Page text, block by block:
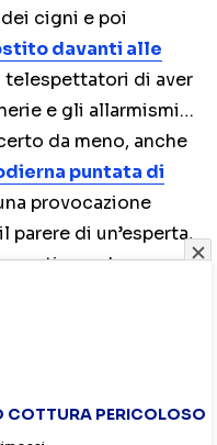
cigni e poi
davanti alle
telespettatori di aver
e gli allarmismi…
da meno, anche
puntata di
provocazione
parere di un’esperta,
continuando senza
e slancio vitale) a
COTTURA PERICOLOSO